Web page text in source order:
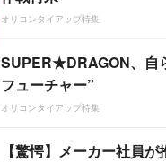
オリコンタイアップ特集
SUPER★DRAGON、自
フューチャー”
オリコンタイアップ特集
【驚愕】メーカー社員が